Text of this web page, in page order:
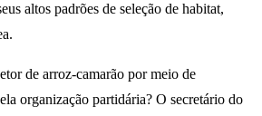
altos padrões de seleção de habitat,
de arroz-camarão por meio de
organização partidária? O secretário do